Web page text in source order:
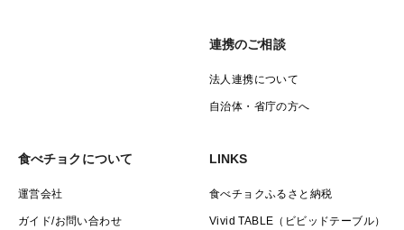
連携のご相談
法人連携について
自治体・省庁の方へ
食べチョクについて
運営会社
ガイド/お問い合わせ
LINKS
食べチョクふるさと納税
Vivid TABLE（ビビッドテーブル）